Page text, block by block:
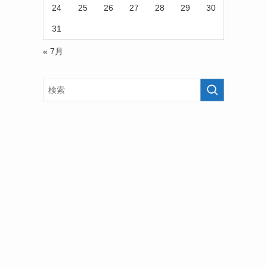
24 25 26 27 28 29 30
31
« 7月